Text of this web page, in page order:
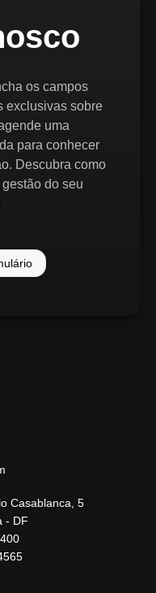
os campos
exclusivas sobre
uma
para conhecer
Descubra como
do seu
Casablanca, 5
- DF